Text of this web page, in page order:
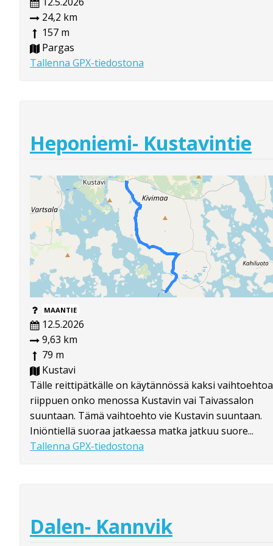
24,2 km
157 m
Pargas
Tallenna GPX-tiedostona
Heponiemi- Kustavintie
MAANTIE
12.5.2026
9,63 km
79 m
Kustavi
Tälle reittipätkälle on käytännössä kaksi vaihtoehtoa
riippuen onko menossa Kustavin vai Taivassalon
suuntaan. Tämä vaihtoehto vie Kustavin suuntaan.
Iniöntiellä suoraa jatkaessa matka jatkuu suore...
Tallenna GPX-tiedostona
Dalen- Kannvik